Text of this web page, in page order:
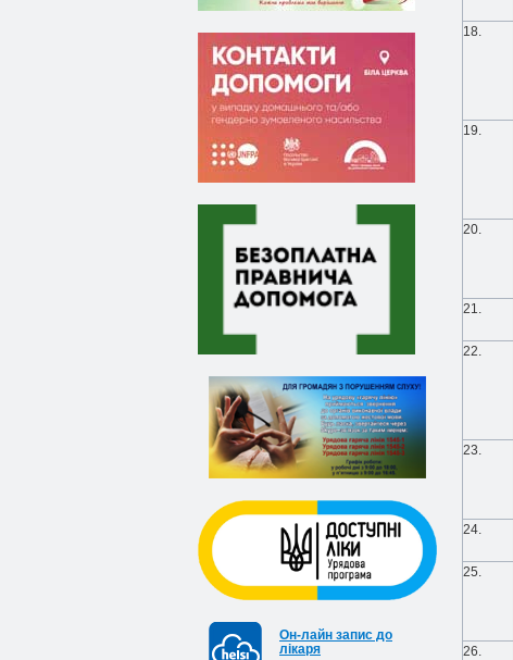
Он-лайн запис до
лікаря
18.
19.
20.
21.
22.
23.
24.
25.
26.